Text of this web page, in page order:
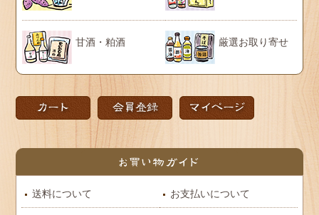
甘酒・粕酒 厳選お取り寄せ
送料について お支払いについて